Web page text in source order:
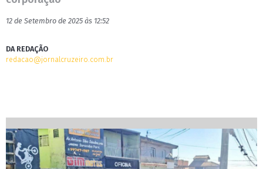
12 de Setembro de 2025 às 12:52
DA REDAÇÃO
redacao@jornalcruzeiro.com.br